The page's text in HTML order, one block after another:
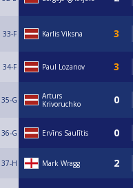
33-F Karlis Viksna
34-F Paul Lozanov
35-G
Arturs
Krivoruchko
36-G Ervīns Saulītis
37-H Mark Wragg